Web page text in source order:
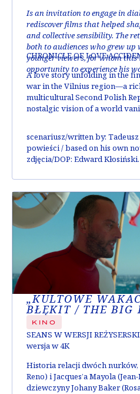
Is an invitation to engage in
rediscover films that helped
and collective sensibility. The
both to audiences who grew
younger viewers, for whom
opportunity to experience his
CHRONICLE OF LOVE
A love story unfolding in the
war in the Vilnius region—a
multicultural Second Polish
nostalgic vision of a world
scenariusz/written by:
powieści / based on his own
zdjęcia/DOP: Edward Kłosiński
obsada/cast:Paulina
Joanna Szczepkowska,
„KULTOWE
BŁĘKIT / THE BIG
KINO
SEANS W WERSJI
wersja w 4K
Historia relacji dwóch nurków,
Reno) i Jacques’a Mayola
dziewczyny Johany Baker